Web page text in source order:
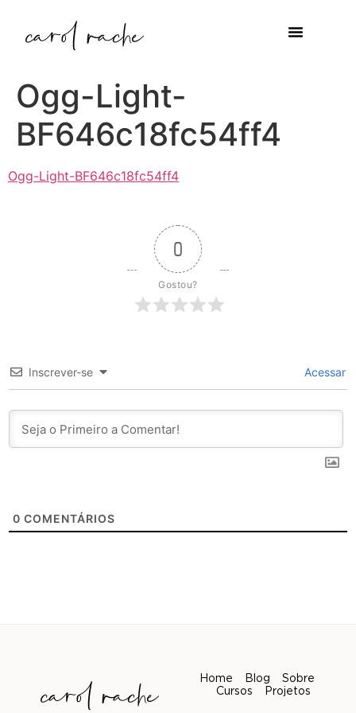
Ogg-Light-
BF646c18fc54ff4
Ogg-Light-BF646c18fc54ff4
0
Gostou?
Inscrever-se Acessar
0 COMENTÁRIOS
Home Blog
Sobre
Cursos
Projetos